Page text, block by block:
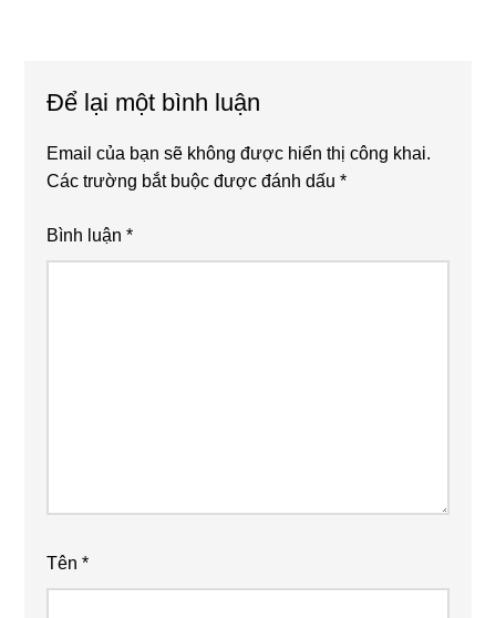
Interactions
Để lại một bình luận
Email của bạn sẽ không được hiển thị công khai.
Các trường bắt buộc được đánh dấu*
Bình luận*
Tên*